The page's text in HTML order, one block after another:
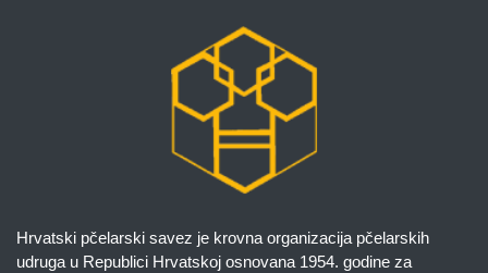
Hrvatski pčelarski savez je krovna organizacija pčelarskih
udruga u Republici Hrvatskoj osnovana 1954. godine za